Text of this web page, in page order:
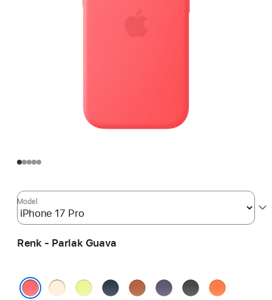
Model
Renk - Parlak Guava
VanilyaNeon
Gece Yarısı
Terra
Sis
Siyah Turuncu